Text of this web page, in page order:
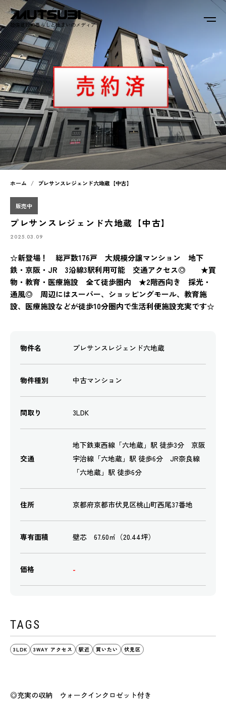
睦備建設の暮らしと住まいのメディア
ホーム プレサンスレジェンド六地蔵【中古】
販売中
プレサンスレジェンド六地蔵【中古】
2025.03.09
☆新登場！ 総戸数176戸 大規模分譲マンション 地下
鉄・京阪・JR 3沿線3駅利用可能 交通アクセス◎ ★買
物・教育・医療施設 全て徒歩圏内 ★2階西向き 採光・
通風◎ 周辺にはスーパー、ショッピングモール、教育施
設、医療施設などが徒歩10分圏内で生活利便施設充実です☆
物件名 プレサンスレジェンド六地蔵
物件種別 中古マンション
間取り 3LDK
交通
地下鉄東西線「六地蔵」駅 徒歩3分 京阪
宇治線「六地蔵」駅 徒歩6分 JR奈良線
「六地蔵」駅 徒歩6分
住所 京都府京都市伏見区桃山町西尾37番地
専有面積 壁芯 67.60㎡（20.44坪）
価格 -
TAGS
3LDK 3WAY アクセス 駅近 買いたい 伏見区
◎充実の収納 ウォークインクロゼット付き